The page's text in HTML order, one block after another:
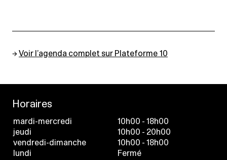
→Voir l’agenda complet sur Plateforme 10
Horaires
mardi-mercredi
10h00 - 18h00
jeudi
10h00 - 20h00
vendredi-dimanche
10h00 - 18h00
lundi
Fermé